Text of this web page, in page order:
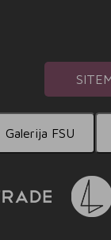
Galerija FSU